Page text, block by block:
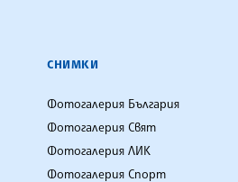
СНИМКИ
Фотогалерия България
Фотогалерия Свят
Фотогалерия ЛИК
Фотогалерия Спорт